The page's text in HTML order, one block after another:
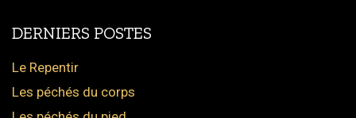
DERNIERS POSTES
Le Repentir
Les péchés du corps